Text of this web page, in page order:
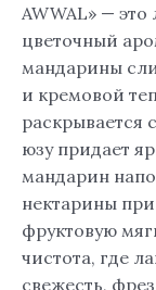
AWWAL» —
цветочный
мандарины
и кремовой
раскрывается
юзу придает
мандарин
нектарины
фруктовую
чистота, где
свежесть,